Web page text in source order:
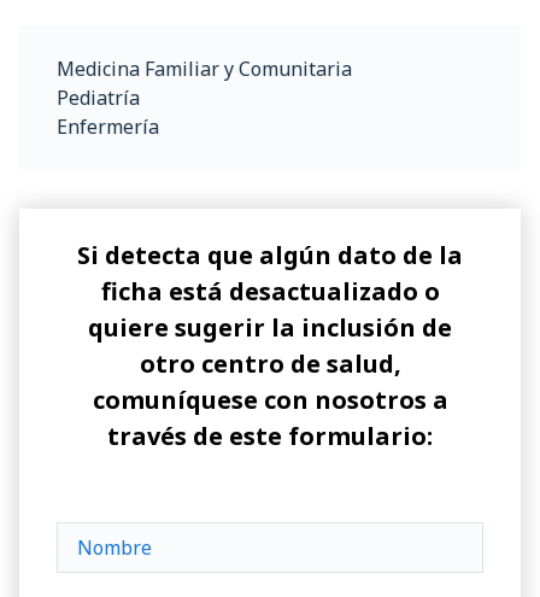
Medicina Familiar y Comunitaria
Pediatría
Enfermería
Si detecta que algún dato de la
ficha está desactualizado o
quiere sugerir la inclusión de
otro centro de salud,
comuníquese con nosotros a
través de este formulario: